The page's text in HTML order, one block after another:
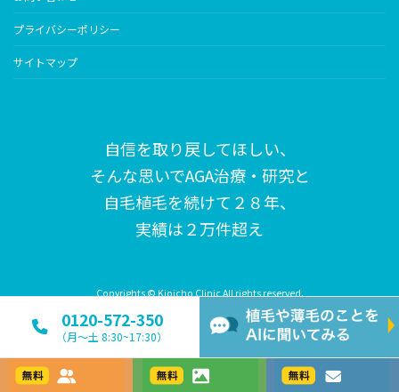
プライバシーポリシー
サイトマップ
自信を取り戻してほしい、
そんな思いでAGA治療・研究と
自毛植毛を続けて２８年、
実績は２万件超え
Copyrights © Kioicho Clinic All rights reserved.
0120-572-350
（月〜土 8:30~17:30）
カウンセリング 写真で相談 メールで相談